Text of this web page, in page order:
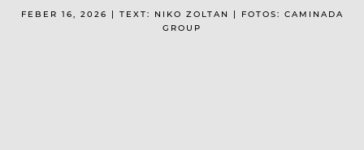
FEBER 16, 2026 | TEXT: NIKO ZOLTAN | FOTOS: CAMINADA
GROUP